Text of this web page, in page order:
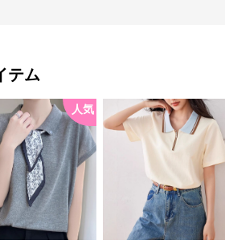
テム
人気